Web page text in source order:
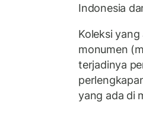
Indonesia
Koleksi
monumen
terjadinya
yang ada di